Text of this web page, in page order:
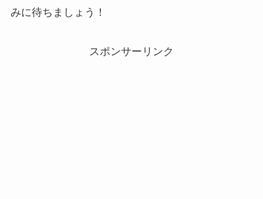
みに待ちましょう！
スポンサーリンク